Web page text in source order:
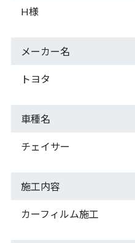
H様
メーカー名
トヨタ
車種名
チェイサー
施工内容
カーフィルム施工